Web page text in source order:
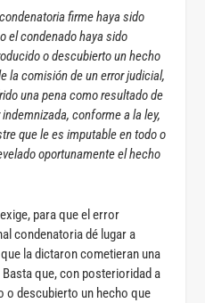
firme haya sido
el condenado haya sido
o descubierto un hecho
la comisión de un error judicial,
una pena como resultado de
conforme a la ley,
que le es imputable en todo o
oportunamente el hecho
para que el error
condenatoria dé lugar a
la dictaron cometieran una
que, con posterioridad a
o descubierto un hecho que